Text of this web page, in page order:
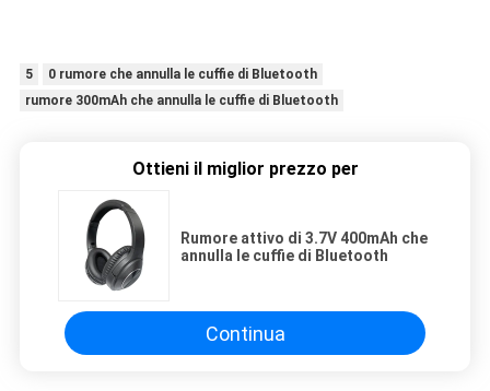
5
0 rumore che annulla le cuffie di Bluetooth
rumore 300mAh che annulla le cuffie di Bluetooth
Ottieni il miglior prezzo per
Rumore attivo di 3.7V 400mAh che
annulla le cuffie di Bluetooth
Continua